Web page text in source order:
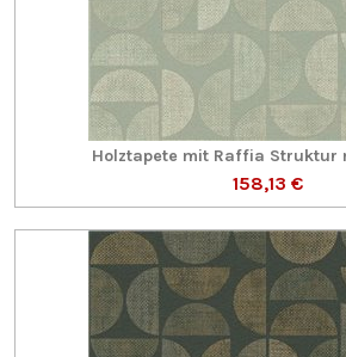
Holztapete mit Raffia Struktur
158,13 €